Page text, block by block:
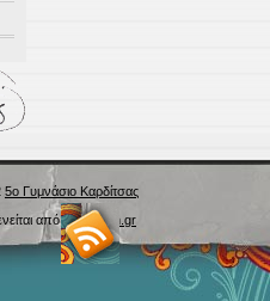
5ο Γυμνάσιο Καρδίτσας
απόBlogs.sch.gr